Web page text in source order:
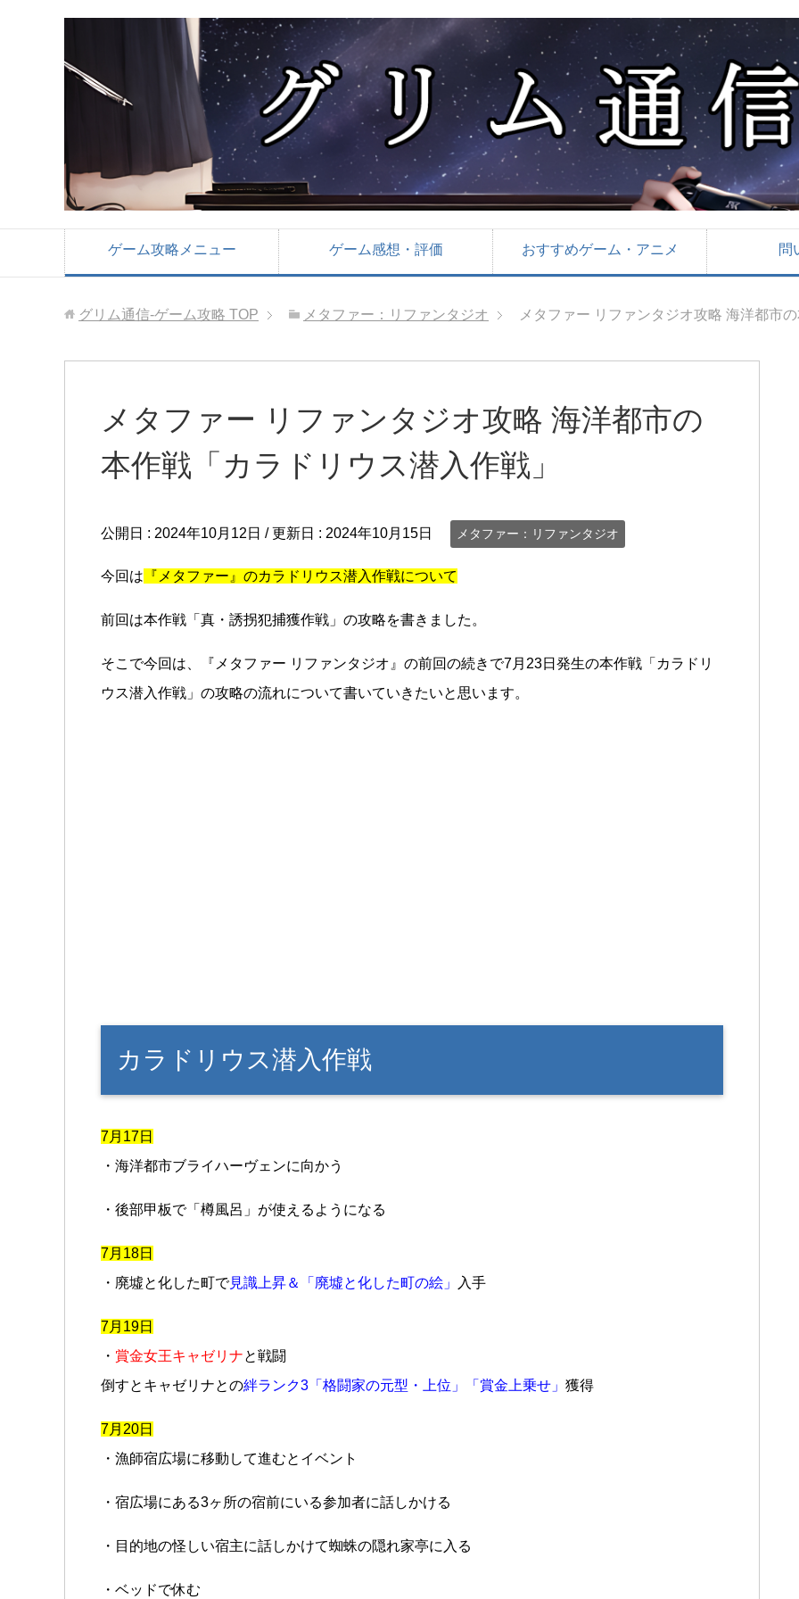
ゲーム攻略メニュー ゲーム感想・評価 おすすめゲーム・アニメ 問
グリム通信-ゲーム攻略 TOP メタファー：リファンタジオ メタファー リファンタジオ攻略 海洋都市
メタファー リファンタジオ攻略 海洋都市の
本作戦「カラドリウス潜入作戦」
公開日 : 2024年10月12日 / 更新日 : 2024年10月15日 メタファー：リファンタジオ
今回は 『メタファー』のカラドリウス潜入作戦について
前回は本作戦「真・誘拐犯捕獲作戦」の攻略を書きました。
そこで今回は、『メタファー リファンタジオ』の前回の続きで7月23日発生の本作戦「カラドリ
ウス潜入作戦」の攻略の流れについて書いていきたいと思います。
カラドリウス潜入作戦
7月17日
・海洋都市ブライハーヴェンに向かう
・後部甲板で「樽風呂」が使えるようになる
7月18日
・廃墟と化した町で見識上昇＆「廃墟と化した町の絵」 入手
7月19日
・ 賞金女王キャゼリナと戦闘
倒すとキャゼリナとの絆ランク3「格闘家の元型・上位」「賞金上乗せ」 獲得
7月20日
・漁師宿広場に移動して進むとイベント
・宿広場にある3ヶ所の宿前にいる参加者に話しかける
・目的地の怪しい宿主に話しかけて蜘蛛の隠れ家亭に入る
・ベッドで休む